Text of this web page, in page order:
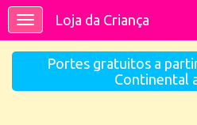
ToggleLoja da Criança
Portes gratuitos a
Continental